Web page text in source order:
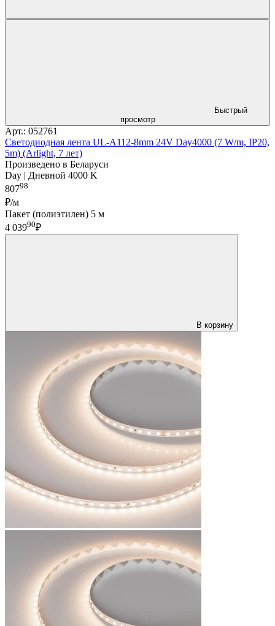
Быстрый
просмотр
Арт.: 052761
Светодиодная лента UL-A112-8mm 24V Day4000 (7 W/m, IP20,
5m) (Arlight, 7 лет)
Произведено в Беларуси
Day | Дневной 4000 K
80798
₽/м
Пакет (полиэтилен) 5 м
4 03990₽
В корзину